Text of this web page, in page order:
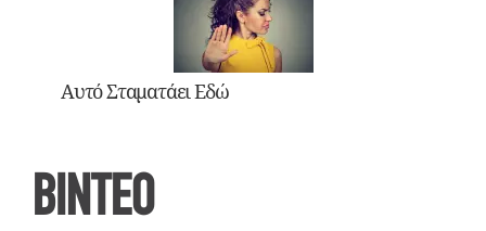
Αυτό Σταματάει Εδώ
ΒΙΝΤΕΟ